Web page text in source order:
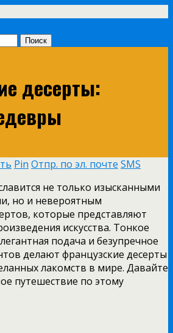
десерты:
Pin Отпр. по эл. почте SMS
не только изысканными
но и невероятным
которые представляют
искусства. Тонкое
подача и безупречное
делают французские десерты
лакомств в мире. Давайте
путешествие по этому